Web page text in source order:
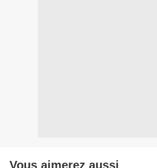
Vous aimerez aussi